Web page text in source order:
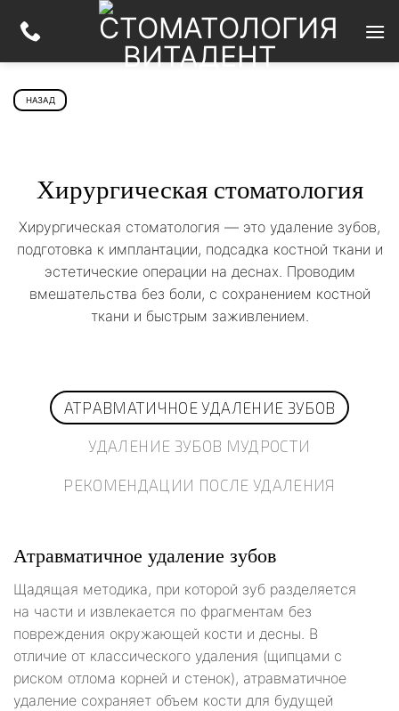
НАЗАД
Хирургическая стоматология
Хирургическая стоматология — это удаление зубов,
подготовка к имплантации, подсадка костной ткани и
эстетические операции на деснах. Проводим
вмешательства без боли, с сохранением костной
ткани и быстрым заживлением.
АТРАВМАТИЧНОЕ УДАЛЕНИЕ ЗУБОВ
УДАЛЕНИЕ ЗУБОВ МУДРОСТИ
РЕКОМЕНДАЦИИ ПОСЛЕ УДАЛЕНИЯ
Атравматичное удаление зубов
Щадящая методика, при которой зуб разделяется
на части и извлекается по фрагментам без
повреждения окружающей кости и десны. В
отличие от классического удаления (щипцами с
риском отлома корней и стенок), атравматичное
удаление сохраняет объем кости для будущей